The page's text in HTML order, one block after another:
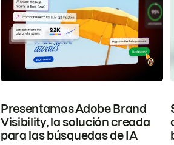
Presentamos Adobe Brand
Visibility, la solución creada
para las búsquedas de IA